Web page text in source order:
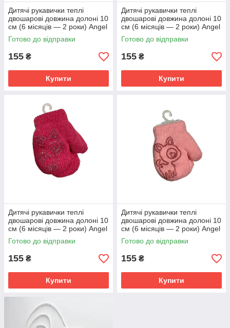
Дитячі рукавички теплі
двошарові довжина долоні 10
см (6 місяців — 2 роки) Angel
чорний
Готово до відправки
155 ₴
Купити
Дитячі рукавички теплі
двошарові довжина долоні 10
см (6 місяців — 2 роки) Angel
малиновий
Готово до відправки
155 ₴
Купити
Дитячі рукавички теплі
двошарові довжина долоні 10
см (6 місяців — 2 роки) Angel
рожевий
Готово до відправки
155 ₴
Купити
Дитячі рукавички теплі
двошарові довжина долоні 10
см (6 місяців — 2 роки) Angel
світло-рожевий
Готово до відправки
155 ₴
Купити